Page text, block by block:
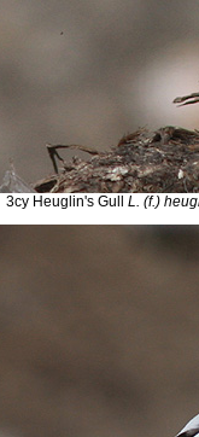
3cy Heuglin's Gull L. (f.)